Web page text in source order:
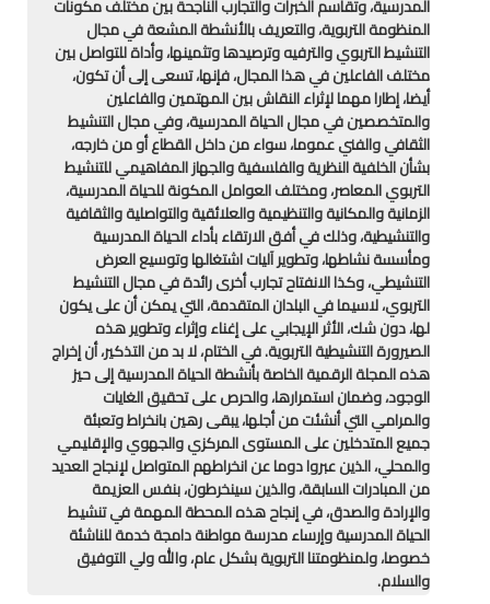
المرحلة الثالثة
المرحلة الرابعة
الامتحان الموحد الإقليمي
فضاء الأستاذ
وثائق الأستاذ
التوازيع السنوية
التوازيع المرحلية
دلائل بيداغوجية
وثائق الإدارة التربوية
مباريات
أطر الأكاديميات
المدرسية، وتقاسم الخبرات والتجارب الناجحة بين مختلف مكونات
المنظومة التربوية، والتعريف بالأنشطة المشعة في مجال
التنشيط التربوي والترفيه وترصيدها وتثمينها، وأداة للتواصل بين
مختلف الفاعلين في هذا المجال، فإنها، تسعى إلى أن تكون،
أيضا، إطارا مهما لإثراء النقاش بين المهتمين والفاعلين
والمتخصصين في مجال الحياة المدرسية، وفي مجال التنشيط
الثقافي والفني عموما، سواء من داخل القطاع أو من خارجه،
بشأن الخلفية النظرية والفلسفية والجهاز المفاهيمي للتنشيط
التربوي المعاصر، ومختلف العوامل المكونة للحياة المدرسية،
الزمانية والمكانية والتنظيمية والعلائقية والتواصلية والثقافية
والتنشيطية، وذلك في أفق الارتقاء بأداء الحياة المدرسية
ومأسسة نشاطها، وتطوير آليات اشتغالها وتوسيع العرض
التنشيطي، وكذا الانفتاح تجارب أخرى رائدة في مجال التنشيط
التربوي، لاسيما في البلدان المتقدمة، التي يمكن أن على يكون
لها، دون شك، الأثر الإيجابي على إغناء وإثراء وتطوير هذه
الصيرورة التنشيطية التربوية. في الختام، لا بد من التذكير، أن إخراج
هذه المجلة الرقمية الخاصة بأنشطة الحياة المدرسية إلى حيز
الوجود، وضمان استمرارها، والحرص على تحقيق الغايات
والمرامي التي أنشئت من أجلها، يبقى رهين بانخراط وتعبئة
جميع المتدخلين على المستوى المركزي والجهوي والإقليمي
والمحلي، الذين عبروا دوما عن انخراطهم المتواصل لإنجاح العديد
من المبادرات السابقة، والذين سينخرطون، بنفس العزيمة
والإرادة والصدق، في إنجاح هذه المحطة المهمة في تنشيط
الحياة المدرسية وإرساء مدرسة مواطنة دامجة خدمة للناشئة
خصوصا، ولمنظومتنا التربوية بشكل عام، والله ولي التوفيق
والسلام.